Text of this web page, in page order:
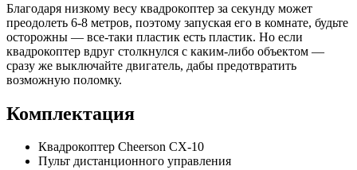
Благодаря низкому весу квадрокоптер за секунду может
преодолеть 6-8 метров, поэтому запуская его в комнате, будьте
осторожны — все-таки пластик есть пластик. Но если
квадрокоптер вдруг столкнулся с каким-либо объектом —
сразу же выключайте двигатель, дабы предотвратить
возможную поломку.
Комплектация
Квадрокоптер Cheerson CX-10
Пульт дистанционного управления